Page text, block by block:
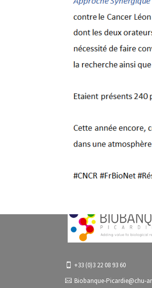
+33 (0)3 22 08 93 60
Biobanque-Picardie@chu-